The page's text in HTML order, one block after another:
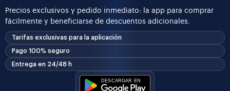
Precios exclusivos y pedido inmediato: la app para comprar
fácilmente y beneficiarse de descuentos adicionales.
Tarifas exclusivas para la aplicación
Pago 100% seguro
Entrega en 24/48 h